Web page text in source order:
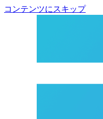
コンテンツにスキップ